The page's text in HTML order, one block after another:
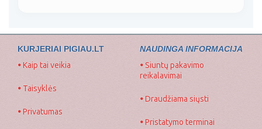
KURJERIAI PIGIAU.LT
•Kaip tai veikia
• Taisyklės
•Privatumas
NAUDINGA INFORMACIJA
•Siuntų pakavimo
reikalavimai
•Draudžiama siųsti
•Pristatymo terminai